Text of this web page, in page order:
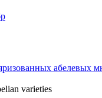
абелевых
varieties